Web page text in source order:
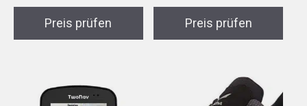
Preis prüfen Preis prüfen